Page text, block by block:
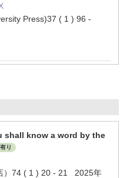
Press)37 ( 1 ) 96 -
shall know a word by the
り
）74 ( 1 ) 20 - 21 2025年